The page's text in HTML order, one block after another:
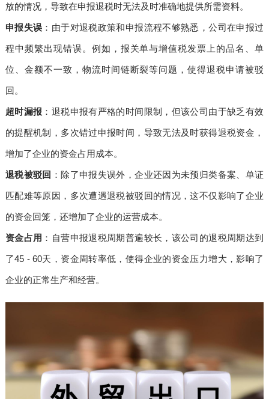
放的情况，导致在申报退税时无法及时准确地提供所需资料。
申报失误 ：由于对退税政策和申报流程不够熟悉，公司在申报过
程中频繁出现错误。例如，报关单与增值税发票上的品名、单
位、金额不一致，物流时间链断裂等问题，使得退税申请被驳
回。
超时漏报 ：退税申报有严格的时间限制，但该公司由于缺乏有效
的提醒机制，多次错过申报时间，导致无法及时获得退税资金，
增加了企业的资金占用成本。
退税被驳回 ：除了申报失误外，企业还因为未预归类备案、单证
匹配难等原因，多次遭遇退税被驳回的情况，这不仅影响了企业
的资金回笼，还增加了企业的运营成本。
资金占用 ：自营申报退税周期普遍较长，该公司的退税周期达到
了45 - 60天，资金周转率低，使得企业的资金压力增大，影响了
企业的正常生产和经营。